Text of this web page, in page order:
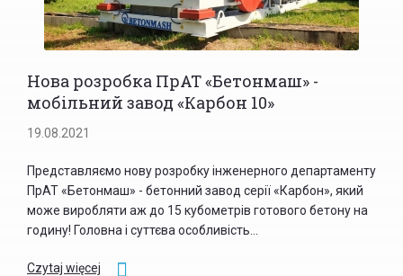
Нова розробка ПрАТ «Бетонмаш» -
мобільний завод «Карбон 10»
19.08.2021
Представляємо нову розробку інженерного департаменту
ПрАТ «Бетонмаш» - бетонний завод серії «Карбон», який
може виробляти аж до 15 кубометрів готового бетону на
годину! Головна і суттєва особливість...
Czytaj więcej